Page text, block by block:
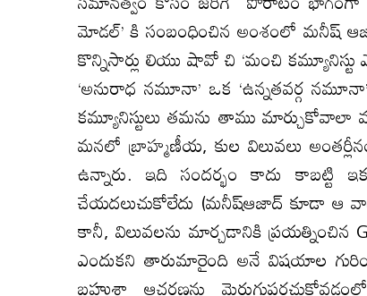
మోడల్’ కి సంబంధించిన అంశంలో మనీష్ ఆజాద్
కొన్నిసార్లు లియు షావో చి ‘మంచి
‘అనురాధ నమూనా’ ఒక ‘ఉన్నతవర్గ
కమ్యూనిస్టులు తమను తాము మార్చుకోవాలా
మనలో బ్రాహ్మణీయ, కుల విలువలు
ఉన్నారు. ఇది సందర్భం కాదు కాబట్టి
చేయదలుచుకోలేదు (మనీష్ఆజాద్ కూడా ఆ
కానీ, విలువలను మార్చడానికి ప్రయత్నించిన
ఎందుకని తారుమారైంది అనే విషయాల
బహుశా ఆచరణను